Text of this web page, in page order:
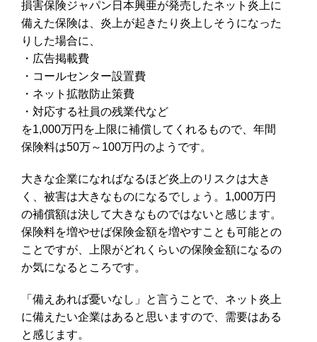
損害保険ジャパン日本興亜が発売したネット炎上に
備えた保険は、炎上が起きたり炎上しそうになった
りした場合に、
・広告掲載費
・コールセンター設置費
・ネット拡散防止策費
・対応する社員の残業代など
を1,000万円を上限に補償してくれるもので、年間
保険料は50万～100万円のようです。
大きな企業になればなるほど炎上のリスクは大き
く、被害は大きなものになるでしょう。1,000万円
の補償額は決して大きなものではないと感じます。
保険料を増やせば保険金額を増やすことも可能との
ことですが、上限がどれくらいの保険金額になるの
か気になるところです。
「備えあれば憂いなし」と言うことで、ネット炎上
に備えたい企業はあると思いますので、需要はある
と感じます。